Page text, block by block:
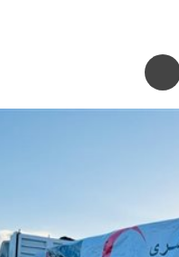
مشاركة عبر البريد